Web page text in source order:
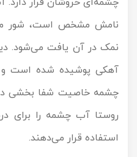
نامش مشخص است، شور
نمک در آن یافت می‌شود.
آهکی پوشیده شده است و
چشمه خاصیت شفا بخشی
روستا آب چشمه را برای
استفاده قرار می‌دهند.